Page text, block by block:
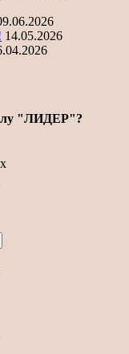
14.05.2026
"ЛИДЕР"?